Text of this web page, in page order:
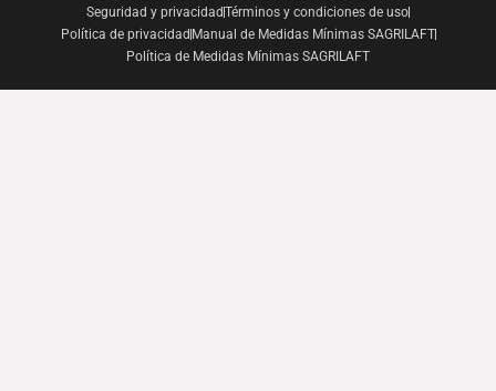
Seguridad y privacidad Términos y condiciones de uso
Política de privacidad Manual de Medidas Mínimas SAGRILAFT
Política de Medidas Mínimas SAGRILAFT